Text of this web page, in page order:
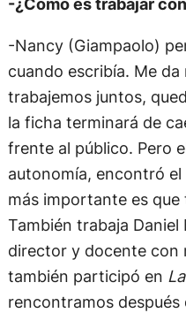
-Nancy (Giampaolo)
cuando escribía. Me
trabajemos juntos,
la ficha terminará de
frente al público. Pero
autonomía, encontró
más importante es
También trabaja
director y docente con
también participó en
rencontramos